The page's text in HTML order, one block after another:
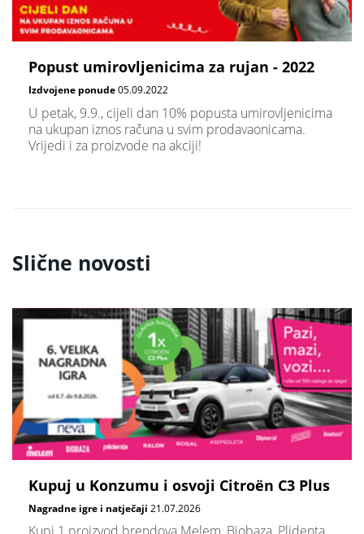
Popust umirovljenicima za rujan - 2022
Izdvojene ponude05.09.2022
U petak, 9.9., cijeli dan 10% popusta umirovljenicima
na ukupan iznos računa u svim prodavaonicama.
Vrijedi i za proizvode na akciji!
Slične novosti
Kupuj u Konzumu i osvoji Citroën C3 Plus
Nagradne igre i natječaji 21.07.2026